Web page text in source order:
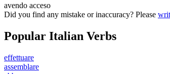
avendo acceso
Did you find any mistake or inaccuracy? Please
Popular Italian Verbs
effettuare
assemblare